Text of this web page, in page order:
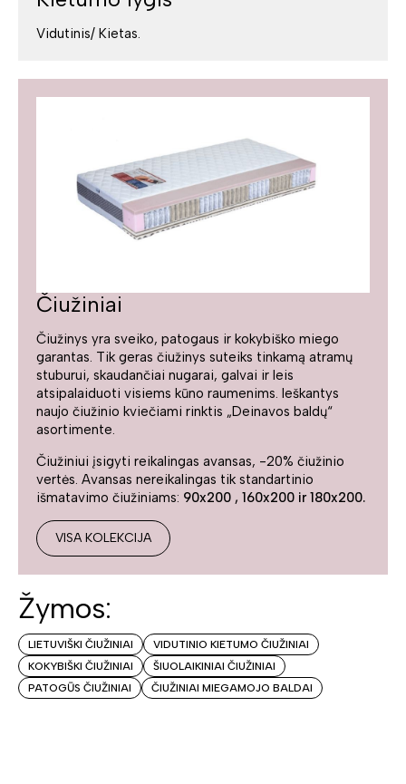
Vidutinis/ Kietas.
Čiužiniai
Čiužinys yra sveiko, patogaus ir kokybiško miego
garantas. Tik geras čiužinys suteiks tinkamą atramų
stuburui, skaudančiai nugarai, galvai ir leis
atsipalaiduoti visiems kūno raumenims. Ieškantys
naujo čiužinio kviečiami rinktis „Deinavos baldų“
asortimente.
Čiužiniui įsigyti reikalingas avansas, -20% čiužinio
vertės. Avansas nereikalingas tik standartinio
išmatavimo čiužiniams: 90x200 , 160x200 ir 180x200.
VISA KOLEKCIJA
Žymos:
LIETUVIŠKI ČIUŽINIAI
VIDUTINIO KIETUMO ČIUŽINIAI
KOKYBIŠKI ČIUŽINIAI
ŠIUOLAIKINIAI ČIUŽINIAI
PATOGŪS ČIUŽINIAI
ČIUŽINIAI MIEGAMOJO BALDAI